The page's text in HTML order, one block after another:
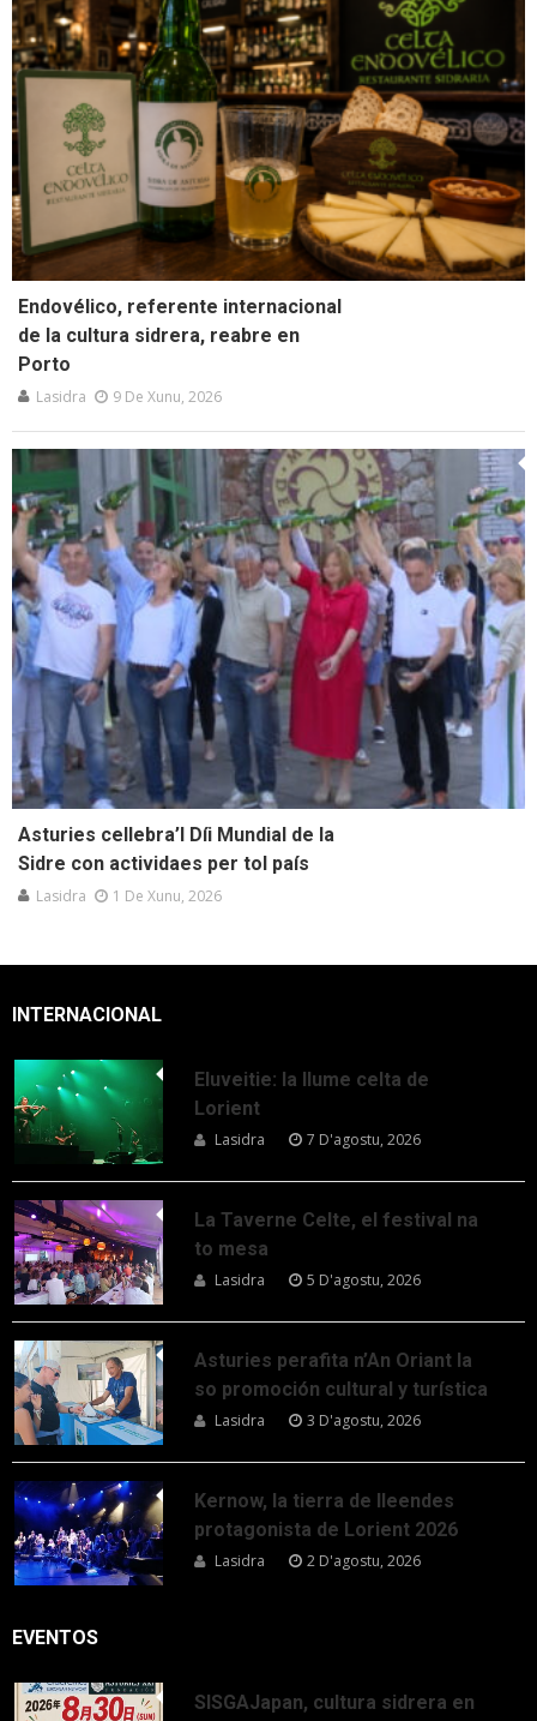
Endovélico, referente internacional
de la cultura sidrera, reabre en
Porto
Lasidra 9 De Xunu, 2026
Asturies cellebra’l Díi Mundial de la
Sidre con actividaes per tol país
Lasidra 1 De Xunu, 2026
INTERNACIONAL
Eluveitie: la llume celta de
Lorient
Lasidra 7 D'agostu, 2026
La Taverne Celte, el festival na
to mesa
Lasidra 5 D'agostu, 2026
Asturies perafita n’An Oriant la
so promoción cultural y turística
Lasidra 3 D'agostu, 2026
Kernow, la tierra de lleendes
protagonista de Lorient 2026
Lasidra 2 D'agostu, 2026
EVENTOS
SISGAJapan, cultura sidrera en